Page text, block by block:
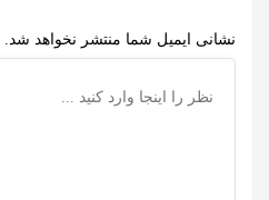
نشانی ایمیل شما منتشر نخواهد شد.